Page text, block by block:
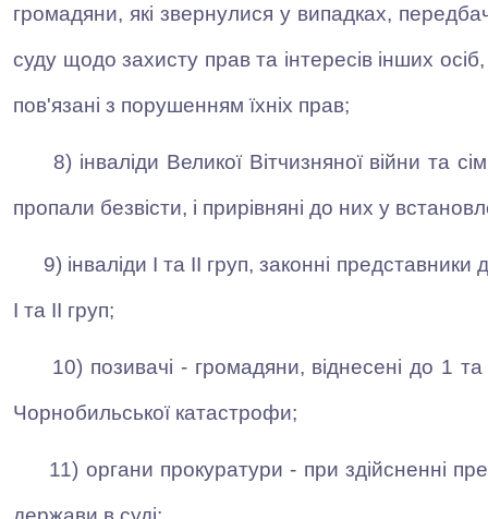
громадяни, які звернулися у випадках,
суду щодо захисту прав та інтересів інших
пов'язані з порушенням їхніх прав;
8) інваліди Великої Вітчизняної війни та
пропали безвісти, і прирівняні до них у
9) інваліди I та II груп, законні представники
I та II груп;
10) позивачі - громадяни, віднесені до 1
Чорнобильської катастрофи;
11) органи прокуратури - при здійсненні